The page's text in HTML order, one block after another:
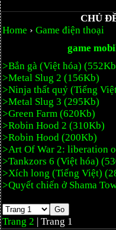
CHỦ
Home › Game điện thoại
game
>Bắn gà (Việt hóa)
>Metal Slug 2 (156Kb)
>Ninja thất quỷ (Tiếng
>Metal Slug 3 (295Kb)
>Green Farm (620Kb)
>Robin Hood 2 (310Kb)
>Robin Hood (200Kb)
>Art Of War 2: liberation
>Tankzors 6 (Việt hóa)
>Xích long (Tiếng Việt)
>Quyết chiến ở Shama
Trang 2 | Trang 1